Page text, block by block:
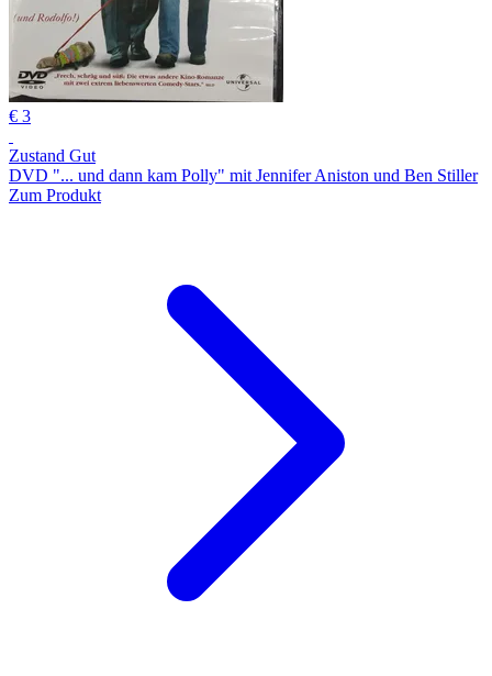
€ 3
Zustand Gut
DVD "... und dann kam Polly" mit Jennifer Aniston und Ben Stiller
Zum Produkt